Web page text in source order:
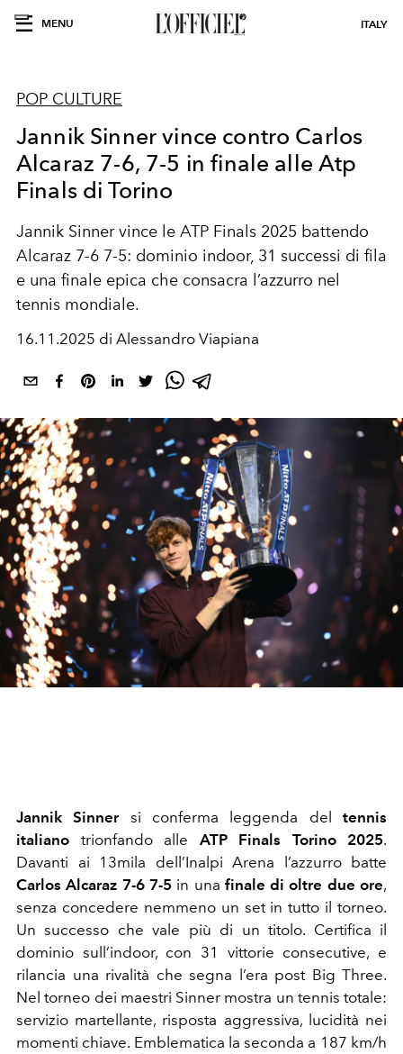
MENU ITALY
POP CULTURE
Jannik Sinner vince contro Carlos
Alcaraz 7-6, 7-5 in finale alle Atp
Finals di Torino
Jannik Sinner vince le ATP Finals 2025 battendo
Alcaraz 7-6 7-5: dominio indoor, 31 successi di fila
e una finale epica che consacra l’azzurro nel
tennis mondiale.
16.11.2025 di Alessandro Viapiana
Jannik Sinnersi conferma leggenda deltennis
italiano trionfando alle ATP Finals Torino 2025.
Davanti ai 13mila dell’Inalpi Arena l’azzurro batte
Carlos Alcaraz 7-6 7-5 in una finale di oltre due ore,
senza concedere nemmeno un set in tutto il torneo.
Un successo che vale più di un titolo. Certifica il
dominio sull’indoor, con 31 vittorie consecutive, e
rilancia una rivalità che segna l’era post Big Three.
Nel torneo dei maestri Sinner mostra un tennis totale:
servizio martellante, risposta aggressiva, lucidità nei
momenti chiave. Emblematica la seconda a 187 km/h